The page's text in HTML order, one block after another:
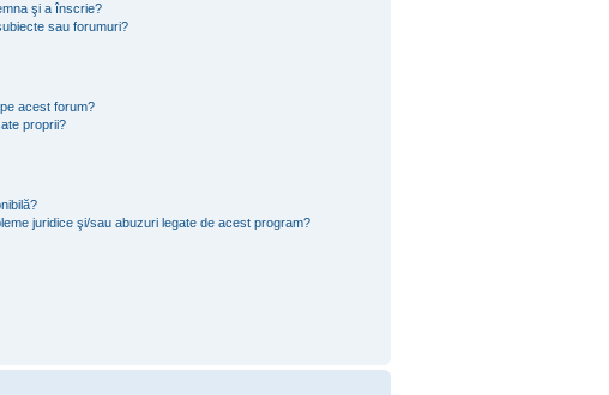
şi a înscrie?
sau forumuri?
acest forum?
proprii?
juridice şi/sau abuzuri legate de acest program?